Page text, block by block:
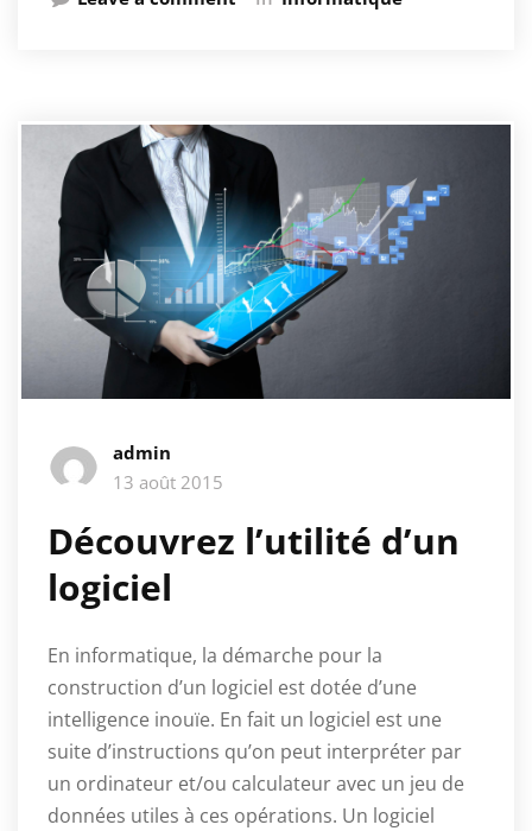
admin
13 août 2015
Découvrez l’utilité d’un
logiciel
En informatique, la démarche pour la
construction d’un logiciel est dotée d’une
intelligence inouïe. En fait un logiciel est une
suite d’instructions qu’on peut interpréter par
un ordinateur et/ou calculateur avec un jeu de
données utiles à ces opérations. Un logiciel